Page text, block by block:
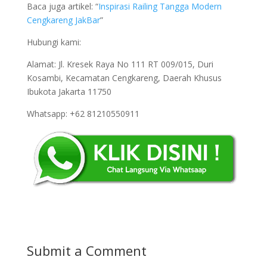
Baca juga artikel: “Inspirasi Railing Tangga Modern
Cengkareng JakBar”
Hubungi kami:
Alamat: Jl. Kresek Raya No 111 RT 009/015, Duri
Kosambi, Kecamatan Cengkareng, Daerah Khusus
Ibukota Jakarta 11750
Whatsapp: +62 81210550911
Submit a Comment